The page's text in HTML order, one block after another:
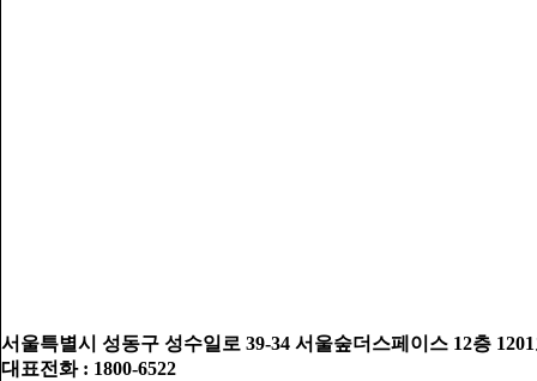
서울특별시 성동구 성수일로 39-34 서울숲더스페이스 12층
대표전화 : 1800-6522